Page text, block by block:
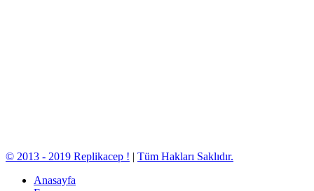
© 2013 - 2019 Replikacep ! | Tüm Hakları Saklıdır.
Anasayfa